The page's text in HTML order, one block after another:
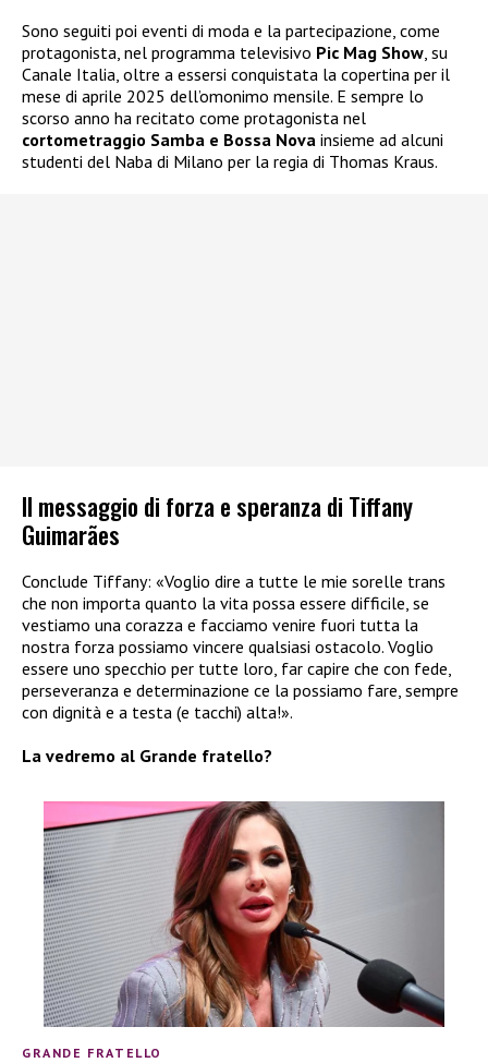
Sono seguiti poi eventi di moda e la partecipazione, come
protagonista, nel programma televisivo Pic Mag Show, su
Canale Italia, oltre a essersi conquistata la copertina per il
mese di aprile 2025 dell’omonimo mensile. E sempre lo
scorso anno ha recitato come protagonista nel
cortometraggio Samba e Bossa Nova insieme ad alcuni
studenti del Naba di Milano per la regia di Thomas Kraus.
Il messaggio di forza e speranza di Tiffany
Guimarães
Conclude Tiffany: «Voglio dire a tutte le mie sorelle trans
che non importa quanto la vita possa essere difficile, se
vestiamo una corazza e facciamo venire fuori tutta la
nostra forza possiamo vincere qualsiasi ostacolo. Voglio
essere uno specchio per tutte loro, far capire che con fede,
perseveranza e determinazione ce la possiamo fare, sempre
con dignità e a testa (e tacchi) alta!».
La vedremo al Grande fratello?
GRANDE FRATELLO